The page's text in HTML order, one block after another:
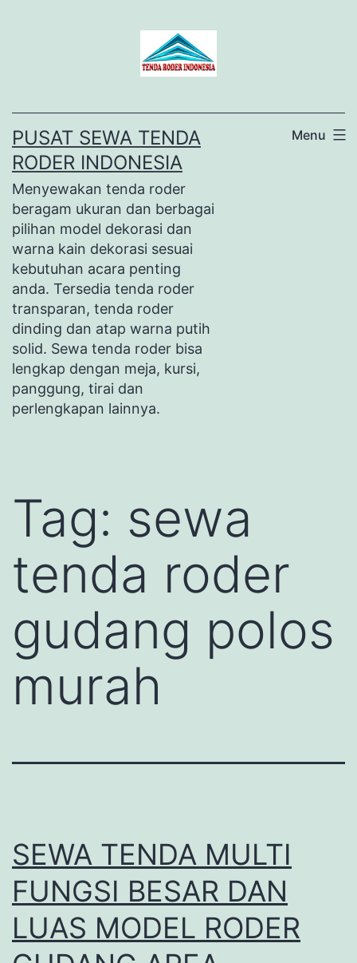
PUSAT SEWA TENDA
RODER INDONESIA
Menyewakan tenda roder
beragam ukuran dan berbagai
pilihan model dekorasi dan
warna kain dekorasi sesuai
kebutuhan acara penting
anda. Tersedia tenda roder
transparan, tenda roder
dinding dan atap warna putih
solid. Sewa tenda roder bisa
lengkap dengan meja, kursi,
panggung, tirai dan
perlengkapan lainnya.
Menu
Tag: sewa
tenda roder
gudang polos
murah
SEWA TENDA MULTI
FUNGSI BESAR DAN
LUAS MODEL RODER